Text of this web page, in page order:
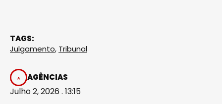
TAGS:
Julgamento, Tribunal
AGÊNCIAS
Julho 2, 2026 . 13:15